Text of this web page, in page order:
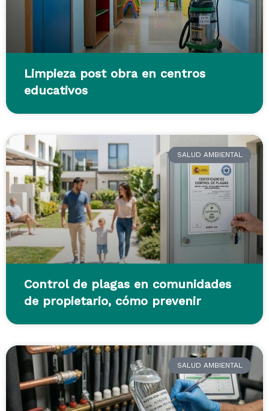
Limpieza post obra en centros
educativos
SALUD AMBIENTAL
Control de plagas en comunidades
de propietario, cómo prevenir
SALUD AMBIENTAL